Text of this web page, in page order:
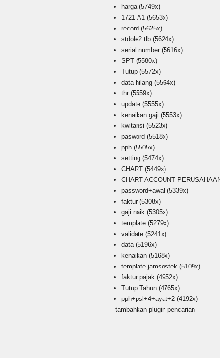
harga (5749x)
1721-A1 (5653x)
record (5625x)
stdole2.tlb (5624x)
serial number (5616x)
SPT (5580x)
Tutup (5572x)
data hilang (5564x)
thr (5559x)
update (5555x)
kenaikan gaji (5553x)
kwitansi (5523x)
pasword (5518x)
pph (5505x)
setting (5474x)
CHART (5449x)
CHART ACCOUNT
password+awal (5339x)
faktur (5308x)
gaji naik (5305x)
template (5279x)
validate (5241x)
data (5196x)
kenaikan (5168x)
template jamsostek (5109x)
faktur pajak (4952x)
Tutup Tahun (4765x)
pph+psl+4+ayat+2 (4192x)
tambahkan plugin pencarian